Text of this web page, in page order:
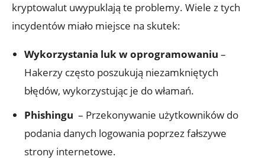
kryptowalut ​uwypuklają‍ te problemy. Wiele‍ z⁢ tych
incydentów miało​ miejsce na ⁢skutek:
Wykorzystania luk w⁤ oprogramowaniu –
Hakerzy często⁣ poszukują niezamkniętych
błędów, ⁣wykorzystując je do​ włamań.
Phishingu ⁢ – Przekonywanie użytkowników do
podania danych logowania poprzez fałszywe
strony ‌internetowe.